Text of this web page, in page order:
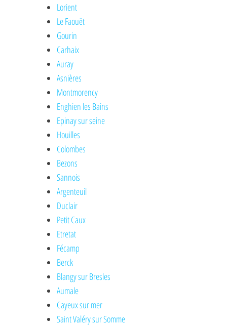
Lorient
Le Faouët
Gourin
Carhaix
Auray
Asnières
Montmorency
Enghien les Bains
Epinay sur seine
Houilles
Colombes
Bezons
Sannois
Argenteuil
Duclair
Petit Caux
Etretat
Fécamp
Berck
Blangy sur Bresles
Aumale
Cayeux sur mer
Saint Valéry sur Somme